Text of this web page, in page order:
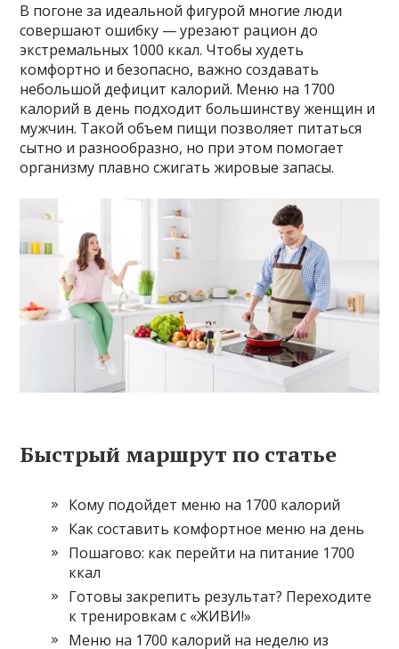
В погоне за идеальной фигурой многие люди
совершают ошибку — урезают рацион до
экстремальных 1000 ккал. Чтобы худеть
комфортно и безопасно, важно создавать
небольшой дефицит калорий. Меню на 1700
калорий в день подходит большинству женщин и
мужчин. Такой объем пищи позволяет питаться
сытно и разнообразно, но при этом помогает
организму плавно сжигать жировые запасы.
Быстрый маршрут по статье
Кому подойдет меню на 1700 калорий
Как составить комфортное меню на день
Пошагово: как перейти на питание 1700
ккал
Готовы закрепить результат? Переходите
к тренировкам с «ЖИВИ!»
Меню на 1700 калорий на неделю из